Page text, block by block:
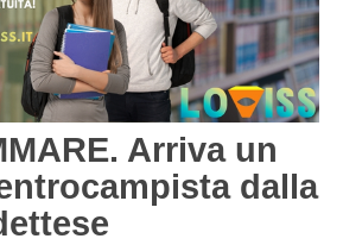
Arriva un
dalla